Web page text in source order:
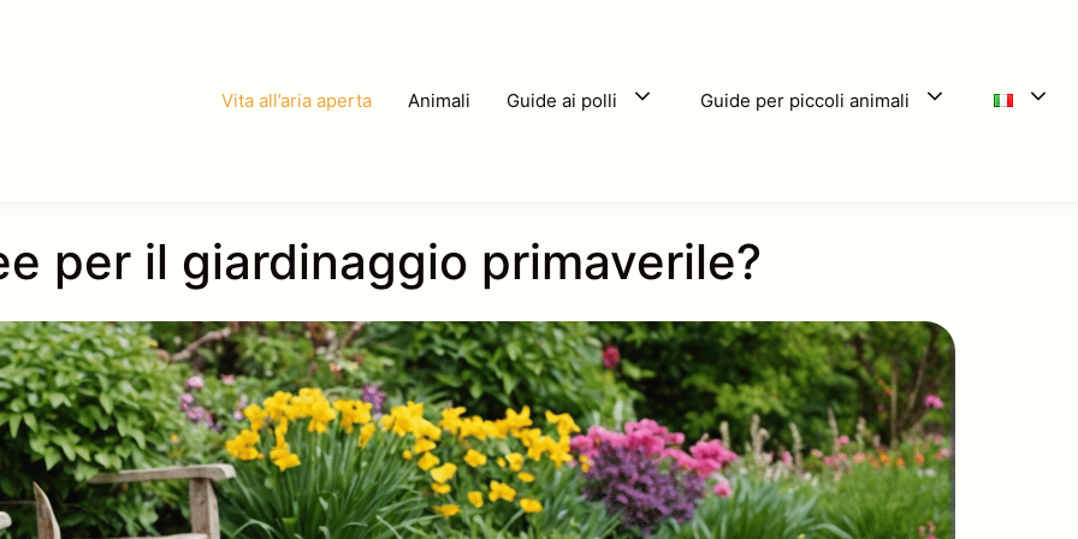
Vita all’aria aperta Animali Guide ai polli Guide per piccoli animali
per il giardinaggio primaverile?